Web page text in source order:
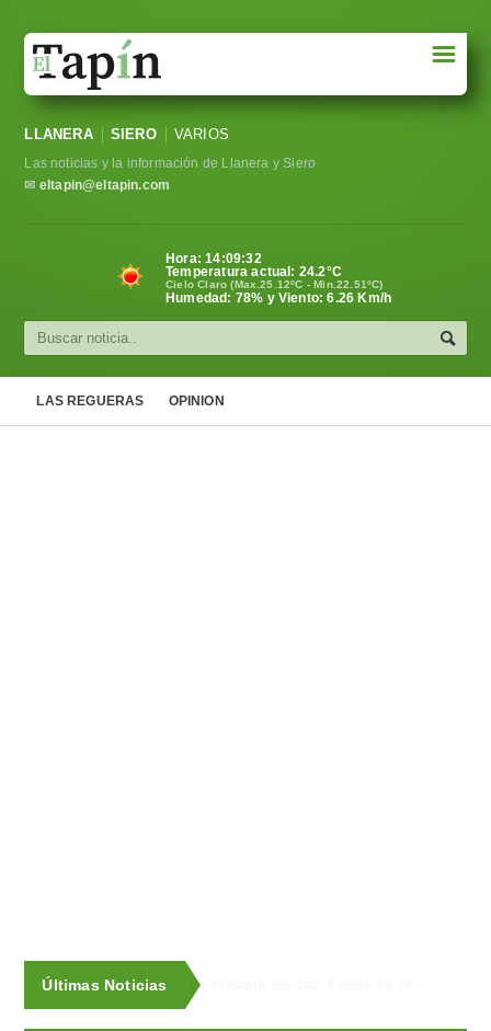
Sociedad
Política
Cultura
☰
LLANERA SIERO VARIOS
Las noticias y la información de Llanera y Siero
✉ eltapin@eltapin.com
Hora:14:09:33
Temperatura actual: 24.2°C
Cielo Claro (Max.25.12ºC - Min.22.51ºC)
Humedad: 78% y Viento: 6.26 Km/h
LAS REGUERAS OPINION
Últimas Noticias